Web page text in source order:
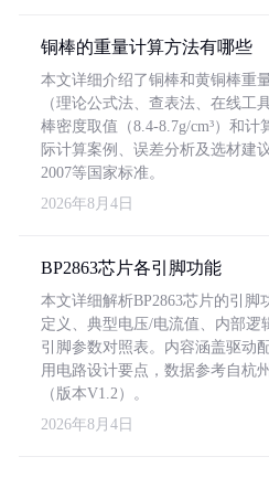
铜棒的重量计算方法有哪些
本文详细介绍了铜棒和黄铜棒重
（理论公式法、查表法、在线工
棒密度取值（8.4-8.7g/cm³）和
际计算案例、误差分析及选材建
2007等国家标准。
2026年8月4日
BP2863芯片各引脚功能
本文详细解析BP2863芯片的引脚
定义、典型电压/电流值、内部逻
引脚参数对照表。内容涵盖驱动
用电路设计要点，数据参考自杭
（版本V1.2）。
2026年8月4日